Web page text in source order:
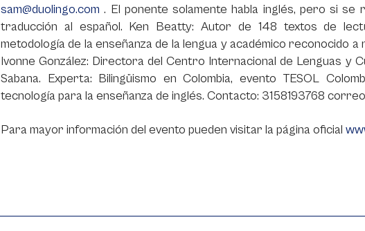
sam@duolingo.com . El ponente solamente habla inglés, pero si
traducción al español. Ken Beatty: Autor de 148 textos de
metodología de la enseñanza de la lengua y académico reconocido a
Ivonne González: Directora del Centro Internacional de Lenguas y
Sabana. Experta: Bilingüismo en Colombia, evento TESOL
tecnología para la enseñanza de inglés. Contacto: 3158193768
Para mayor información del evento pueden visitar la página oficial